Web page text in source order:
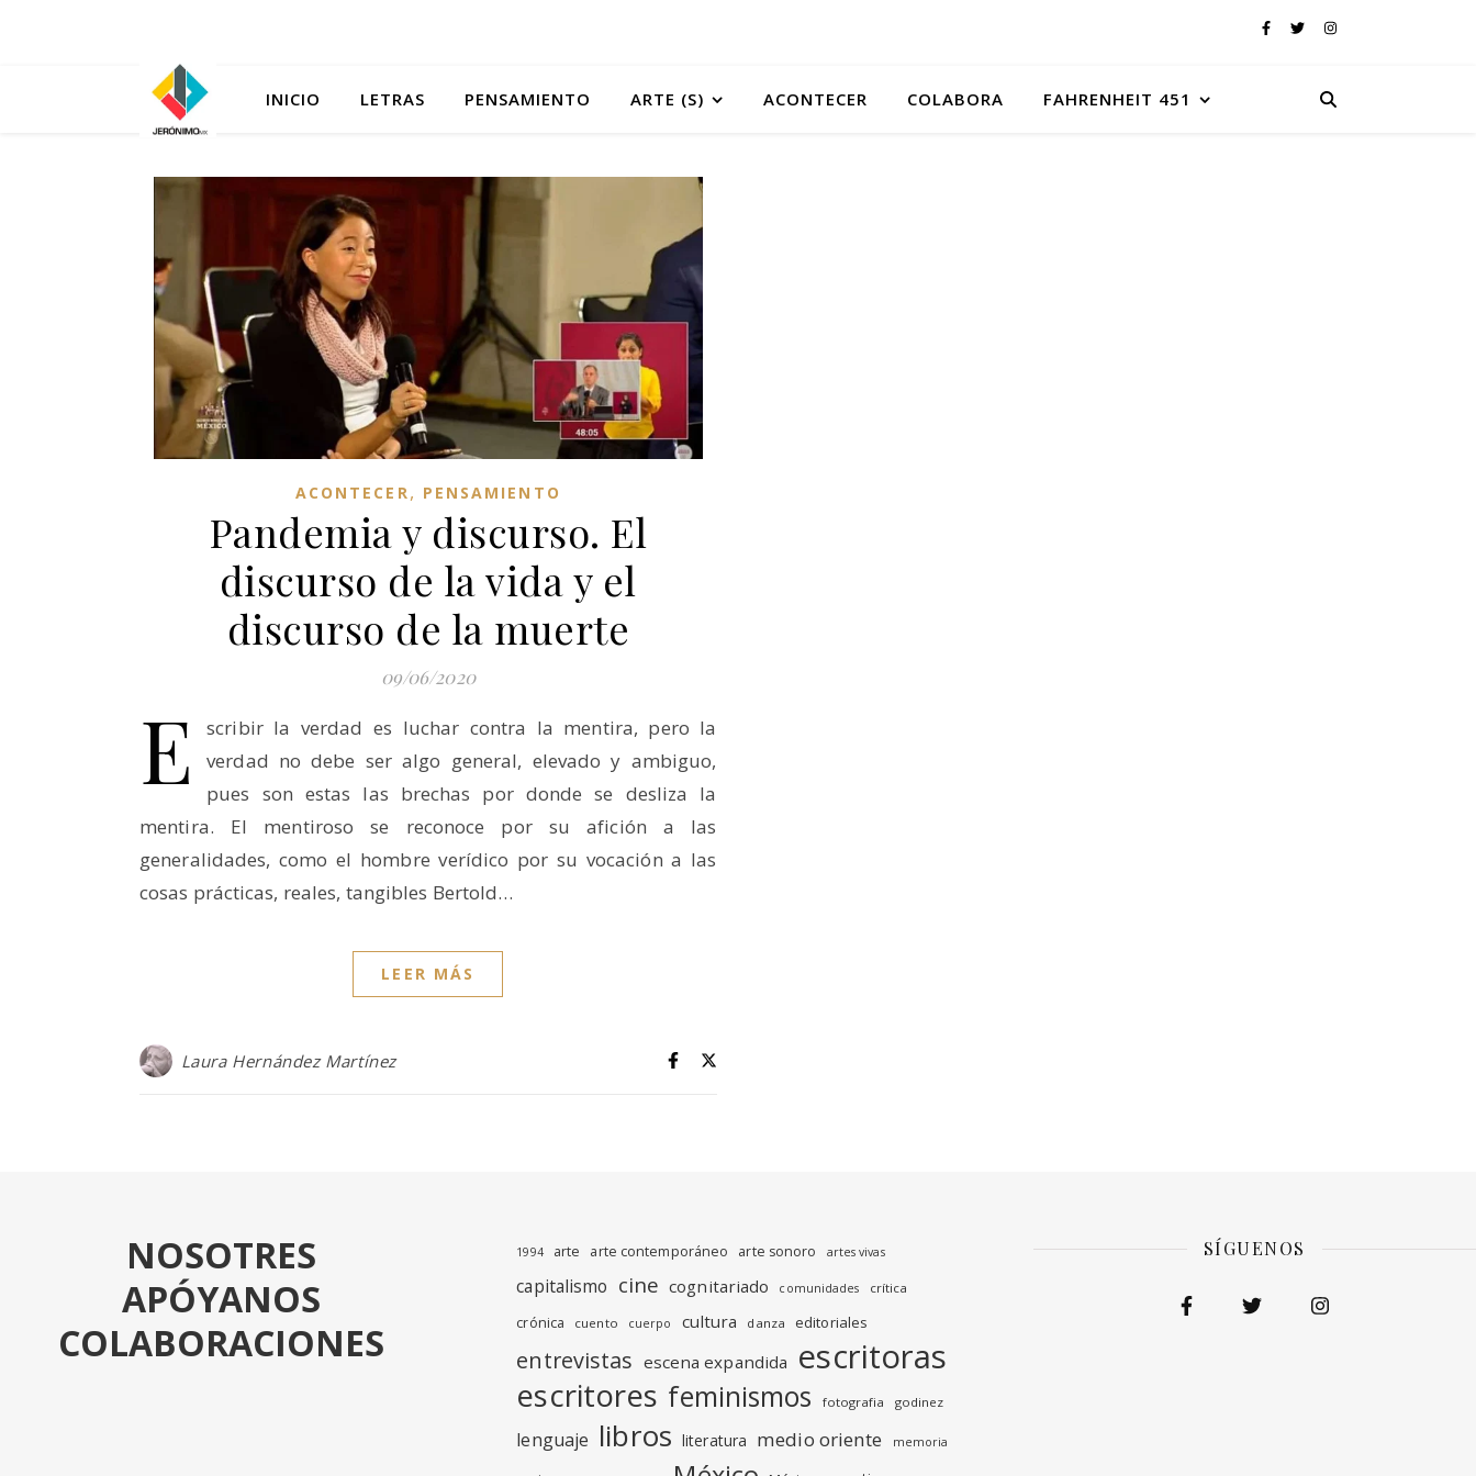
INICIO LETRAS PENSAMIENTO ARTE (S) ACONTECER COLABORA FAHRENHEIT 451
ACONTECER, PENSAMIENTO
Pandemia y discurso. El
discurso de la vida y el
discurso de la muerte
09/06/2020
E
scribir la verdad es luchar contra la mentira, pero la
verdad no debe ser algo general, elevado y ambiguo,
pues son estas las brechas por donde se desliza la
mentira. El mentiroso se reconoce por su afición a las
generalidades, como el hombre verídico por su vocación a las
cosas prácticas, reales, tangibles Bertold…
LEER MÁS
Laura Hernández Martínez
NOSOTRES
APÓYANOS
COLABORACIONES
1994 arte arte contemporáneo arte sonoro artes vivas
capitalismo cine cognitariado comunidades crítica
crónica cuento cuerpo cultura danza editoriales
entrevistas escena expandida escritoras
escritores feminismos fotografia godinez
lenguaje libros literatura medio oriente memoria
SÍGUENOS